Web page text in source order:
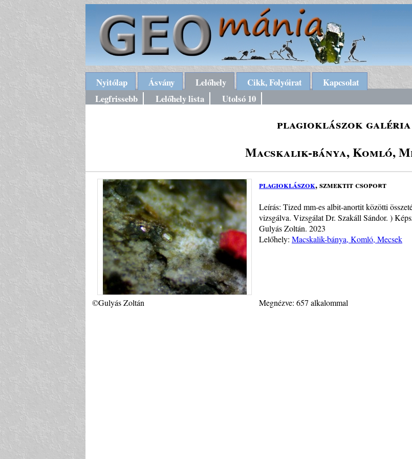
Nyitólap Ásvány Lelőhely Cikk, Folyóirat
Kapcsolat
Legfrissebb
Lelőhely lista Utolsó 10
plagioklászok galéria
Macskalik-bánya, Komló,
plagioklászok, szmektit csoport
Leírás: Tized mm-es albit-anortit közötti
vizsgálva. Vizsgálat Dr. Szakáll Sándor. )
Gulyás Zoltán. 2023
Lelőhely: Macskalik-bánya, Komló, Mecsek
©Gulyás Zoltán Megnézve: 657 alkalommal